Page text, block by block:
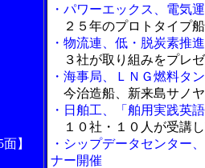
】
・パワーエックス、電気
２５年のプロトタイプ
・物流連、低・脱炭素推
３社が取り組みをプレ
・海事局、ＬＮＧ燃料タ
今治造船、新来島サノ
・日舶工、「舶用実践英
１０社・１０人が受講
・シップデータセンター
ナー開催